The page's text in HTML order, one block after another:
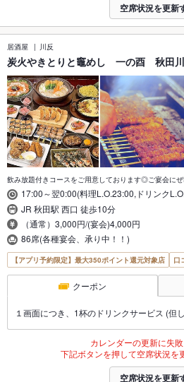
空席状況を更新
居酒屋 川反
炭火やきとりと竈めし 一の酉 秋田
飲み放題付きコースをご用意しております◎ご宴会にぜ
17:00～翌0:00(料理L.O.23:00,ドリンク
JR 秋田駅 西口 徒歩10分
（通常）3,000円/(宴会)4,000円
86席(各種宴会、承り中！！)
【アプリ予約限定】最大350ポイント還元対象店 口
クーポン
１画面につき、1杯のドリンクサービス (但
カレンダーの更新に失敗
下記ボタンを押して空席状況を
空席状況を更新